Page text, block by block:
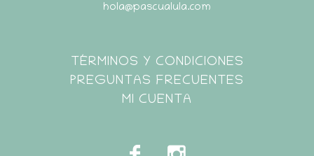
hola@pascualula.com
Pascualula
TÉRMINOS Y CONDICIONES
PREGUNTAS FRECUENTES
MI CUENTA